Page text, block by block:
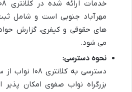
مهرآباد جنوبی است و شامل
های حقوقی و کیفری، گزارش
می شود.
نحوه دسترسی:
دسترسی به
بزرگراه نواب صفوی امکان